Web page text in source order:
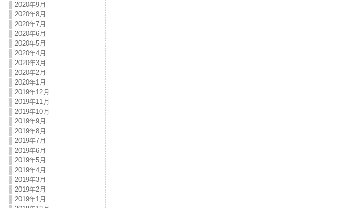
2020年9月
2020年8月
2020年7月
2020年6月
2020年5月
2020年4月
2020年3月
2020年2月
2020年1月
2019年12月
2019年11月
2019年10月
2019年9月
2019年8月
2019年7月
2019年6月
2019年5月
2019年4月
2019年3月
2019年2月
2019年1月